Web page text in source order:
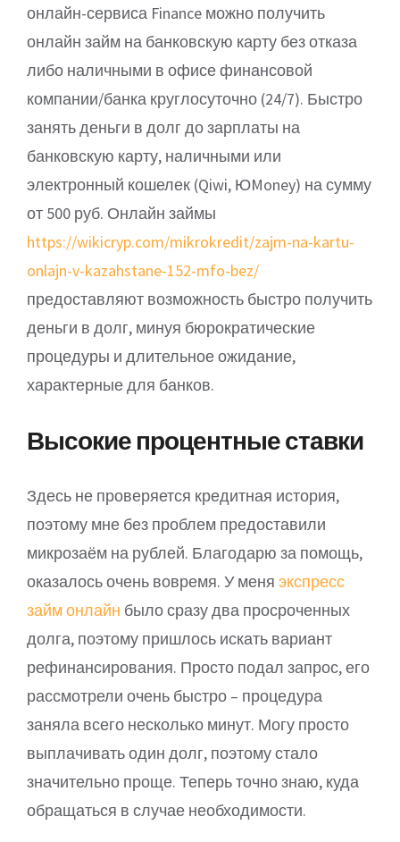
онлайн-сервиса Finance можно получить
онлайн займ на банковскую карту без отказа
либо наличными в офисе финансовой
компании/банка круглосуточно (24/7). Быстро
занять деньги в долг до зарплаты на
банковскую карту, наличными или
электронный кошелек (Qiwi, ЮMoney) на сумму
от 500 руб. Онлайн займы
https://wikicryp.com/mikrokredit/zajm-na-kartu-
onlajn-v-kazahstane-152-mfo-bez/
предоставляют возможность быстро получить
деньги в долг, минуя бюрократические
процедуры и длительное ожидание,
характерные для банков.
Высокие процентные ставки
Здесь не проверяется кредитная история,
поэтому мне без проблем предоставили
микрозаём на рублей. Благодарю за помощь,
оказалось очень вовремя. У меня экспресс
займ онлайн было сразу два просроченных
долга, поэтому пришлось искать вариант
рефинансирования. Просто подал запрос, его
рассмотрели очень быстро – процедура
заняла всего несколько минут. Могу просто
выплачивать один долг, поэтому стало
значительно проще. Теперь точно знаю, куда
обращаться в случае необходимости.